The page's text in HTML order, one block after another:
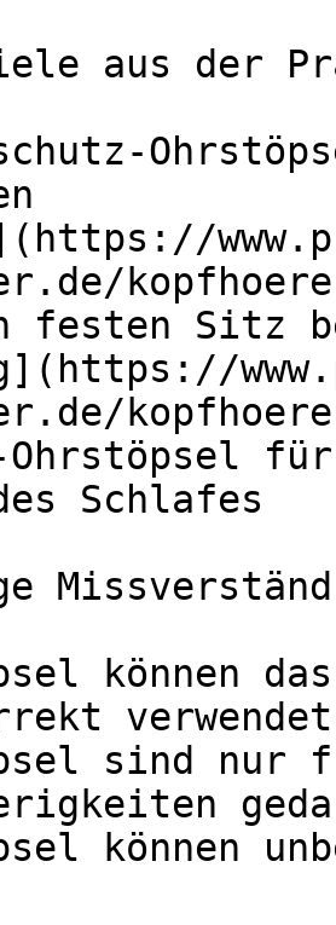
aus der
festen Sitz
für
Schlafes
können
sind nur
können